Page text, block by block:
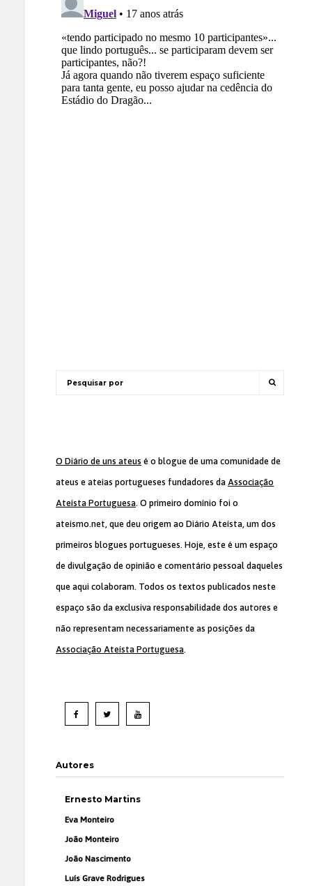
O Diário de uns ateus é o blogue de uma comunidade de
ateus e ateias portugueses fundadores da Associação
Ateísta Portuguesa. O primeiro domínio foi o
ateismo.net, que deu origem ao Diário Ateísta, um dos
primeiros blogues portugueses. Hoje, este é um espaço
de divulgação de opinião e comentário pessoal daqueles
que aqui colaboram. Todos os textos publicados neste
espaço são da exclusiva responsabilidade dos autores e
não representam necessariamente as posições da
Associação Ateísta Portuguesa.
Autores
Ernesto Martins
Eva Monteiro
João Monteiro
João Nascimento
Luís Grave Rodrigues